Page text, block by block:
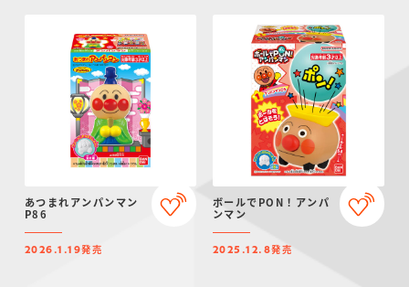
あつまれアンパンマン
P86
2026.1.19発売
ボールでPON！アンパ
ンマン
2025.12.8発売